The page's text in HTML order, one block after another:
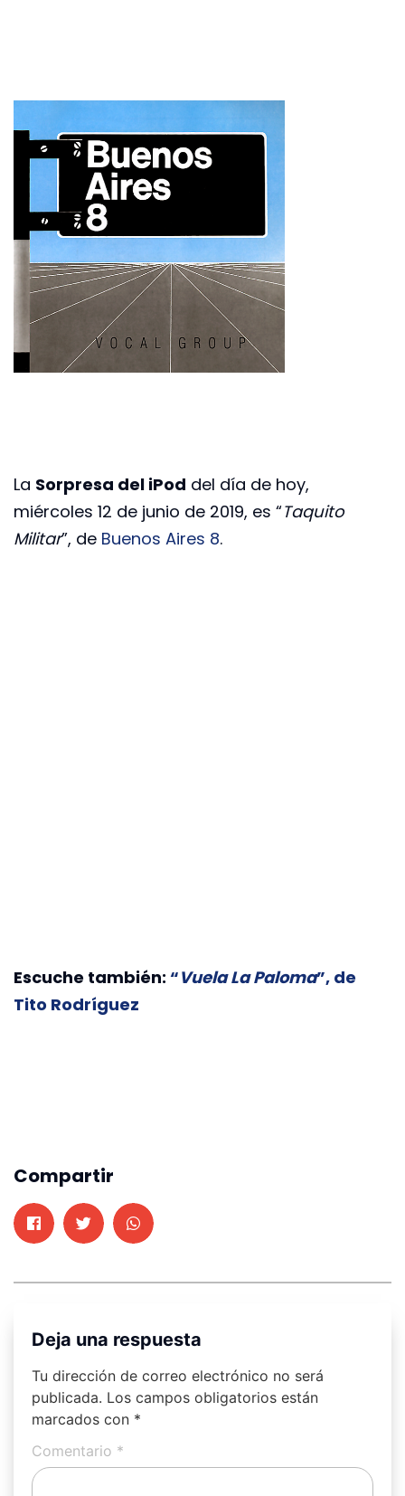
La Sorpresa del iPod del día de hoy,
miércoles 12 de junio de 2019, es “Taquito
Militar”, de Buenos Aires 8.
Escuche también: “Vuela La Paloma”, de
Tito Rodríguez
Compartir
Deja una respuesta
Tu dirección de correo electrónico no será
publicada. Los campos obligatorios están
marcados con *
Comentario *